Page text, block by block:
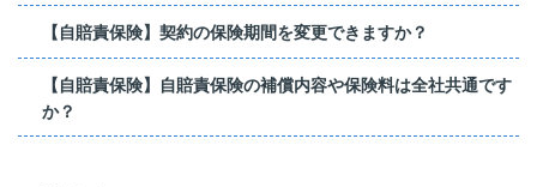
【自賠責保険】契約の保険期間を変更できますか？
【自賠責保険】自賠責保険の補償内容や保険料は全社共通です
か？